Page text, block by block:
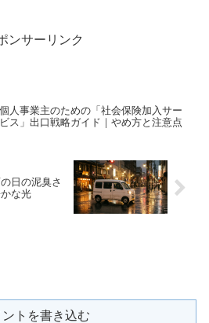
ンサーリンク
個人事業主のための「社会保険加入サー
ビス」出口戦略ガイド｜やめ方と注意点
日の泥臭さ
な光
ントを書き込む